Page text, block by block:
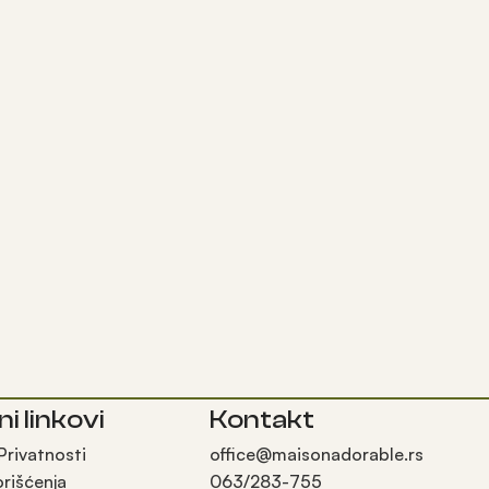
linkovi Kontakt
office@maisonadorable.rs
063/283-755